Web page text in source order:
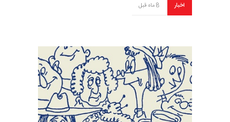
اخبار 8 ماه قبل